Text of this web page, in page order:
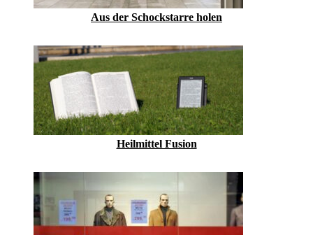
Aus der Schockstarre holen
Heilmittel Fusion